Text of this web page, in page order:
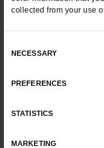
collected from your use
Selection
NECESSARY
PREFERENCES
STATISTICS
MARKETING